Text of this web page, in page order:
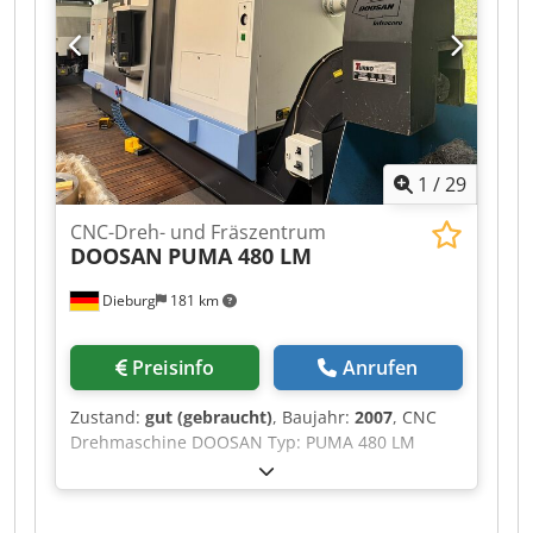
Stangenlader Alps Tool ASR RX 51Ev
Bedienungsanleitungen Maschinen verfügbar ab
Oktober 2026
1 /29
Dieburg 181 km
CNC-Dreh- und Fräszentrum
DOOSAN PUMA 480 LM
Preisinfo Anrufen
Zustand: gut (gebraucht), Baujahr: 2007, CNC
Drehmaschine DOOSAN Typ: PUMA 480 LM
Baujahr: 2007 Steuerung: Fanuc 21i T
Technische Daten Schwingdurchmesser mm 900